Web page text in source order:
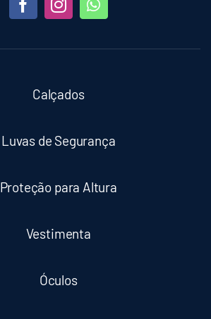
Calçados
Luvas de Segurança
Proteção para Altura
Vestimenta
Óculos